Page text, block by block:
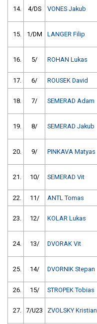
14. 4/DS VONES Jakub
15. 1/DM LANGER Filip
16. 5/ ROHAN Lukas
17. 6/ ROUSEK David
18. 7/ SEMERAD Adam
19. 8/ SEMERAD Jakub
20. 9/ PINKAVA Matyas
21. 10/ SEMERAD Vit
22. 11/ ANTL Tomas
23. 12/ KOLAR Lukas
24. 13/ DVORAK Vit
25. 14/ DVORNIK Stepan
26. 15/ STROPEK Tobias
27. 7/U23 ZVOLSKY Kristian